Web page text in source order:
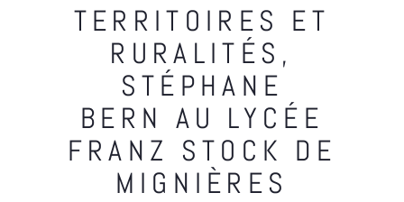
TERRITOIRES ET
RURALITÉS,
STÉPHANE
BERN AU LYCÉE
FRANZ STOCK DE
MIGNIÈRES